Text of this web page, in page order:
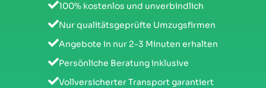
100% kostenlos und unverbindlich
Nur qualitätsgeprüfte Umzugsfirmen
Angebote in nur 2-3 Minuten erhalten
Persönliche Beratung inklusive
Vollversicherter Transport garantiert